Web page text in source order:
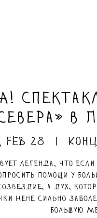
в
Feb 28
  |
легенда, что
помощи у
а дух,
Нене сильно
Большую